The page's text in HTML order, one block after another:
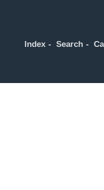
Index Search